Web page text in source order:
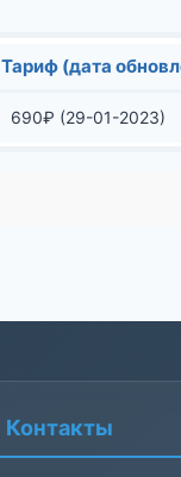
Тариф (дата
690₽ (29-01-2023)
Контакты